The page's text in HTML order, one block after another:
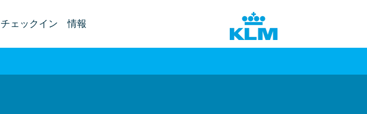
チェックイン 情報